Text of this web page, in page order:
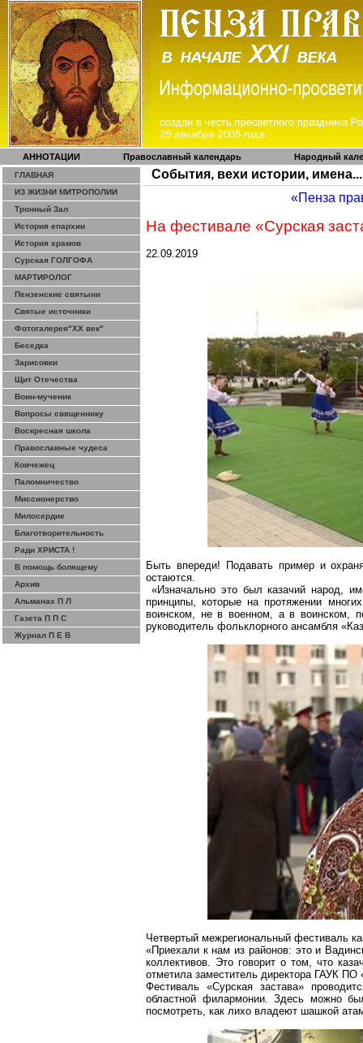
АННОТАЦИИ Православный календарь Народный
ГЛАВНАЯ
ИЗ ЖИЗНИ МИТРОПОЛИИ
Тронный Зал
История епархии
История храмов
Сурская ГОЛГОФА
МАРТИРОЛОГ
Пензенские святыни
Святые источники
Фотогалерея"ХХ век"
Беседка
Зарисовки
Щит Отечества
Воин-мученик
Вопросы священнику
Воскресная школа
Православные чудеса
Ковчежец
Паломничество
Миссионерство
Милосердие
Благотворительность
Ради ХРИСТА !
В помощь болящему
Архив
Альманах П Л
Газета П П С
Журнал П Е В
События, вехи истории, имена...
«Пенза
На фестивале «Сурская
22.09.2019
Быть впереди! Подавать пример и
остаются.
«Изначально это был казачий народ,
принципы, которые на протяжении
воинском, не в военном, а в воинском,
руководитель фольклорного ансамбля
Четвертый межрегиональный фестиваль
«Приехали к нам из районов: это и
коллективов. Это говорит о том, что
отметила заместитель директора ГАУК ПО
Фестиваль «Сурская застава»
областной филармонии. Здесь можно
посмотреть, как лихо владеют шашкой